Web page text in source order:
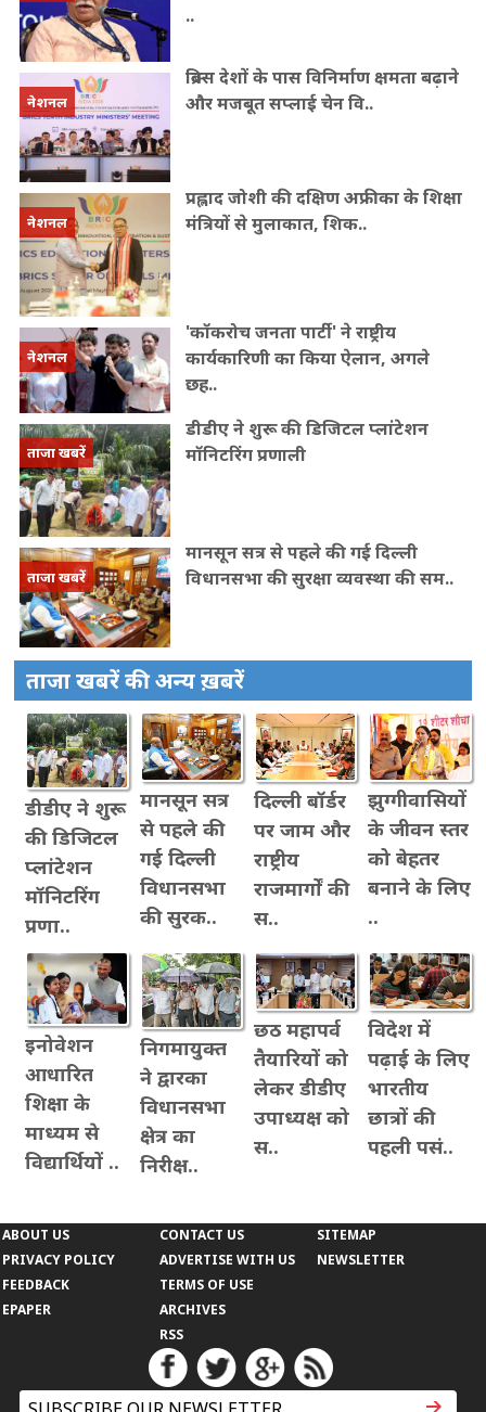
..
नेशनल
ब्रिक्स देशों के पास विनिर्माण क्षमता बढ़ाने
और मजबूत सप्लाई चेन वि..
नेशनल
प्रह्लाद जोशी की दक्षिण अफ्रीका के शिक्षा
मंत्रियों से मुलाकात, शिक..
नेशनल
'कॉकरोच जनता पार्टी' ने राष्ट्रीय
कार्यकारिणी का किया ऐलान, अगले
छह..
ताजा खबरें
डीडीए ने शुरू की डिजिटल प्लांटेशन
मॉनिटरिंग प्रणाली
ताजा खबरें
मानसून सत्र से पहले की गई दिल्ली
विधानसभा की सुरक्षा व्यवस्था की सम..
ताजा खबरें की अन्य ख़बरें
डीडीए ने शुरू
की डिजिटल
प्लांटेशन
मॉनिटरिंग
प्रणा..
मानसून सत्र
से पहले की
गई दिल्ली
विधानसभा
की सुरक..
दिल्ली बॉर्डर
पर जाम और
राष्ट्रीय
राजमार्गों की
स..
झुग्गीवासियों
के जीवन स्तर
को बेहतर
बनाने के लिए
..
इनोवेशन
आधारित
शिक्षा के
माध्यम से
विद्यार्थियों ..
निगमायुक्त
ने द्वारका
विधानसभा
क्षेत्र का
निरीक्ष..
छठ महापर्व
तैयारियों को
लेकर डीडीए
उपाध्यक्ष को
स..
विदेश में
पढ़ाई के लिए
भारतीय
छात्रों की
पहली पसं..
ABOUT US
PRIVACY POLICY
CONTACT US
ADVERTISE WITH US
SITEMAP
NEWSLETTER
FEEDBACK
EPAPER
TERMS OF USE
ARCHIVES
RSS